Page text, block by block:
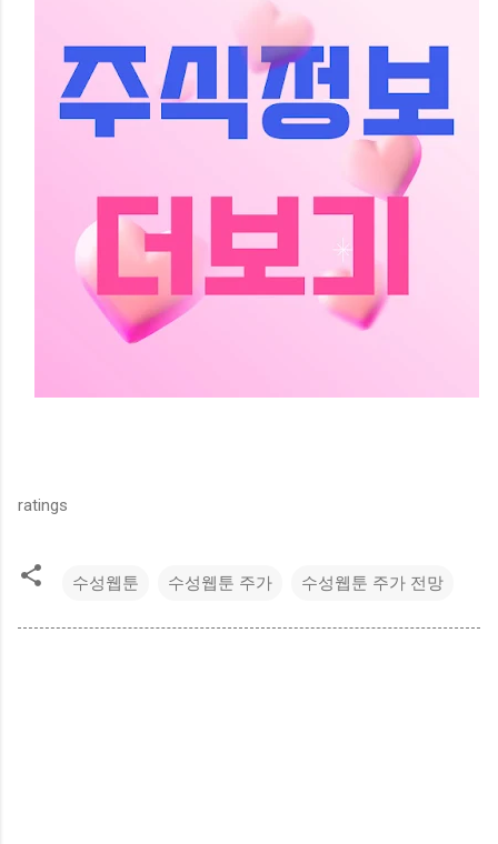
ratings
수성웹툰 수성웹툰 주가 수성웹툰 주가 전망